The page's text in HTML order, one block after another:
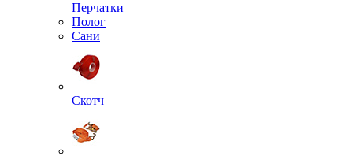
Перчатки
Полог
Сани
Скотч